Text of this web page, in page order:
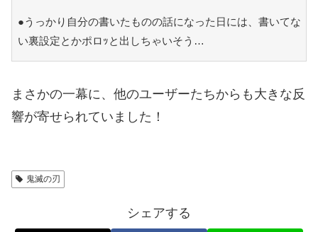
●うっかり自分の書いたものの話になった日には、書いてな
い裏設定とかポロｯと出しちゃいそう…
まさかの一幕に、他のユーザーたちからも大きな反
響が寄せられていました！
鬼滅の刃
シェアする